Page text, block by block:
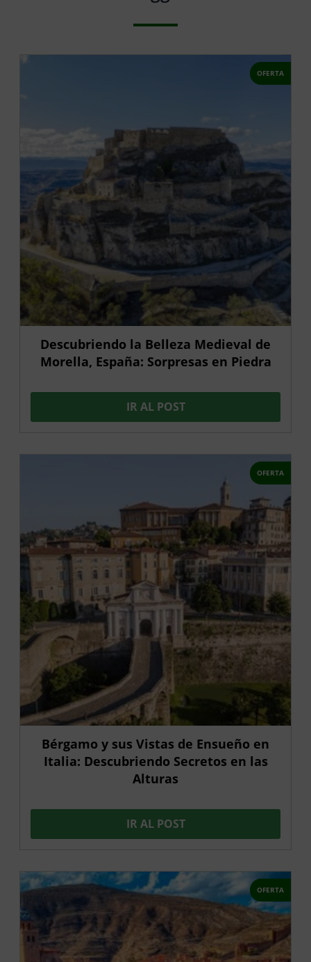
OFERTA
Descubriendo la Belleza Medieval de
Morella, España: Sorpresas en Piedra
IR AL POST
OFERTA
Bérgamo y sus Vistas de Ensueño en
Italia: Descubriendo Secretos en las
Alturas
IR AL POST
OFERTA